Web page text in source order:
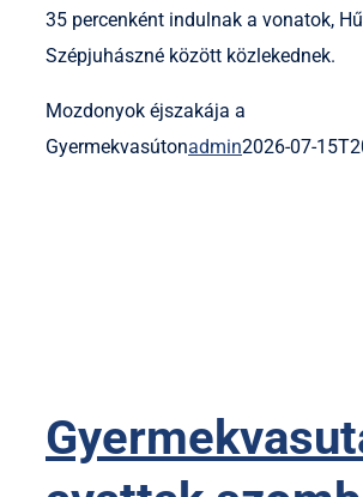
35 percenként indulnak a vonatok,
Szépjuhászné között közlekednek.
Mozdonyok éjszakája a
Gyermekvasútonadmin2026-07-